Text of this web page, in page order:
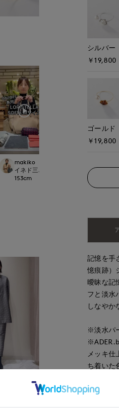
レットパーク多摩南大沢店
makiko
イネド三井アウトレットパーク多摩南
153cm
イネド三井アウ
cm
CLOSET
シルバー
￥19,800
ゴールド
￥19,800
記憶を手
憶痕跡）
曖昧な記
フと淡水
しなやか
※淡水パ
メッキ
ち着いた
なお、
ださい。